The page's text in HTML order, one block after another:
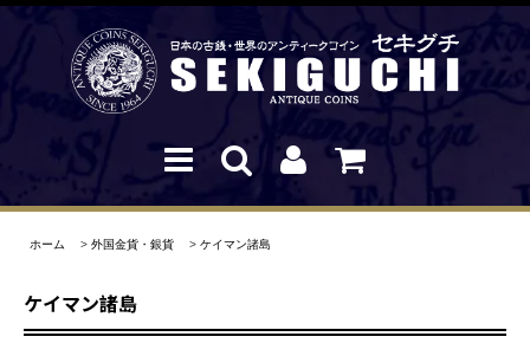
ホーム > 外国金貨・銀貨 > ケイマン諸島
ケイマン諸島